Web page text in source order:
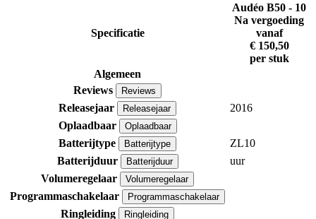
Specificatie
Audéo B50 - 10
Na vergoeding
vanaf
€ 150,50
per stuk
Algemeen
Reviews
Reviews
Releasejaar Releasejaar
2016
Oplaadbaar
Oplaadbaar
Batterijtype Batterijtype
ZL10
Batterijduur
Batterijduur
uur
Volumeregelaar
Volumeregelaar
Programmaschakelaar Programmaschakelaar
Ringleiding Ringleiding